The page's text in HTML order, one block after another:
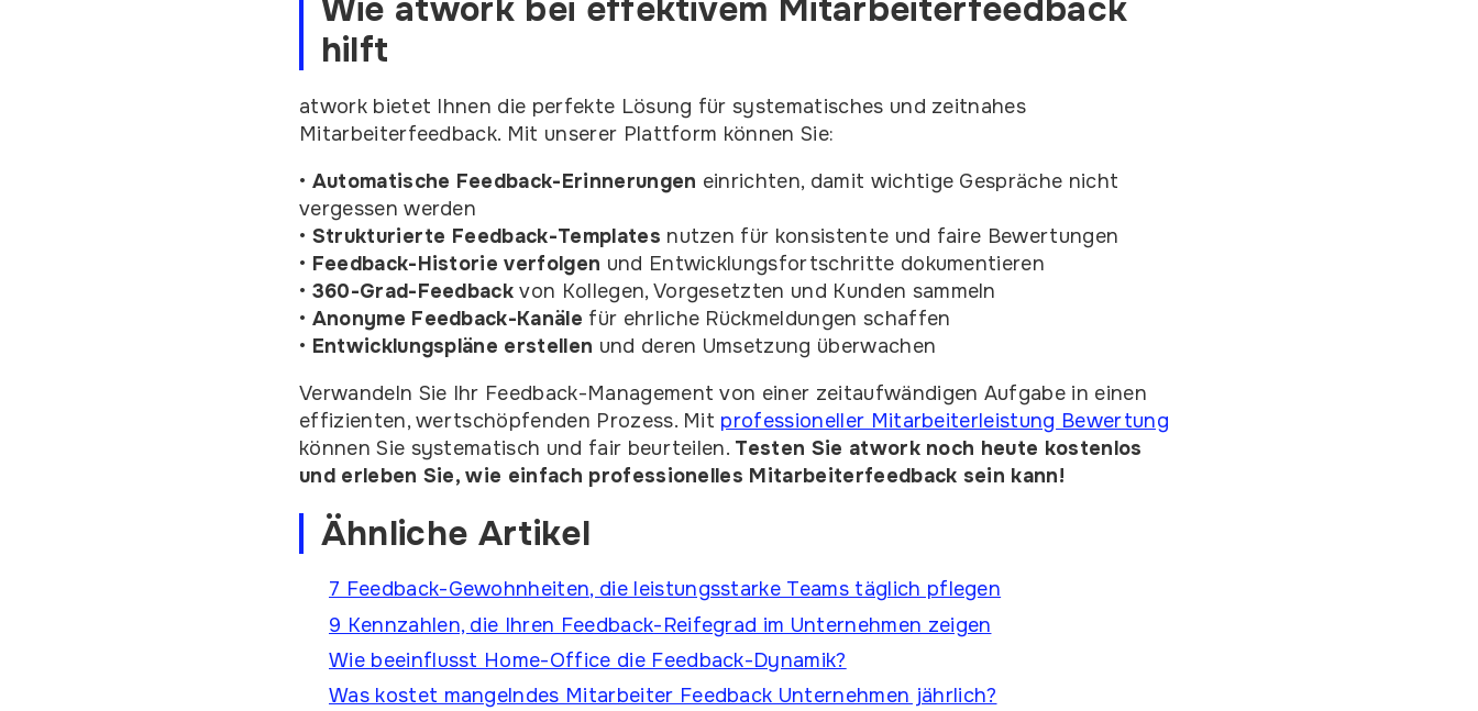
Wie atwork bei effektivem Mitarbeiterfeedback
hilft
atwork bietet Ihnen die perfekte Lösung für systematisches und zeitnahes
Mitarbeiterfeedback. Mit unserer Plattform können Sie:
• Automatische Feedback-Erinnerungen einrichten, damit wichtige Gespräche nicht
vergessen werden
• Strukturierte Feedback-Templates nutzen für konsistente und faire Bewertungen
• Feedback-Historie verfolgen und Entwicklungsfortschritte dokumentieren
• 360-Grad-Feedback von Kollegen, Vorgesetzten und Kunden sammeln
• Anonyme Feedback-Kanäle für ehrliche Rückmeldungen schaffen
• Entwicklungspläne erstellen und deren Umsetzung überwachen
Verwandeln Sie Ihr Feedback-Management von einer zeitaufwändigen Aufgabe in einen
effizienten, wertschöpfenden Prozess. Mit professioneller Mitarbeiterleistung Bewertung
können Sie systematisch und fair beurteilen. Testen Sie atwork noch heute kostenlos
und erleben Sie, wie einfach professionelles Mitarbeiterfeedback sein kann!
Ähnliche Artikel
7 Feedback-Gewohnheiten, die leistungsstarke Teams täglich pflegen
9 Kennzahlen, die Ihren Feedback-Reifegrad im Unternehmen zeigen
Wie beeinflusst Home-Office die Feedback-Dynamik?
Was kostet mangelndes Mitarbeiter Feedback Unternehmen jährlich?